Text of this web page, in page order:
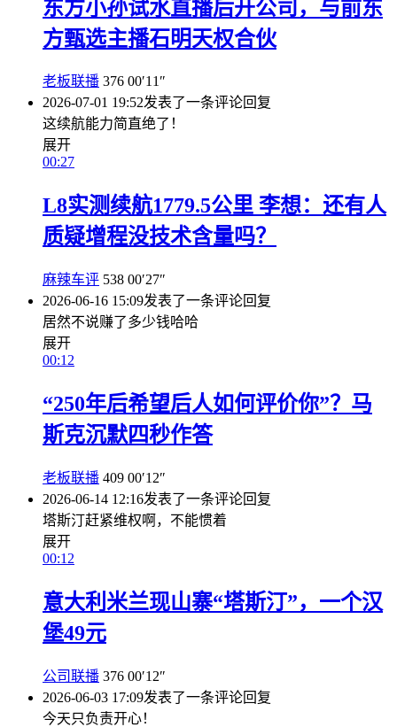
东方小孙试水直播后开公司，与前东
方甄选主播石明天权合伙
老板联播 376 00′11″
2026-07-01 19:52发表了一条评论回复
这续航能力简直绝了！
展开
00:27
L8实测续航1779.5公里 李想：还有人
质疑增程没技术含量吗？
麻辣车评 538 00′27″
2026-06-16 15:09发表了一条评论回复
居然不说赚了多少钱哈哈
展开
00:12
“250年后希望后人如何评价你”？马
斯克沉默四秒作答
老板联播 409 00′12″
2026-06-14 12:16发表了一条评论回复
塔斯汀赶紧维权啊，不能惯着
展开
00:12
意大利米兰现山寨“塔斯汀”，一个汉
堡49元
公司联播 376 00′12″
2026-06-03 17:09发表了一条评论回复
今天只负责开心！